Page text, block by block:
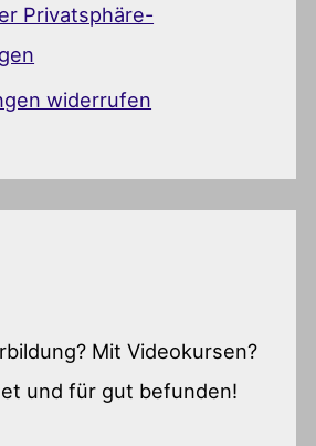
Privatsphäre-
widerrufen
Mit Videokursen?
und für gut befunden!